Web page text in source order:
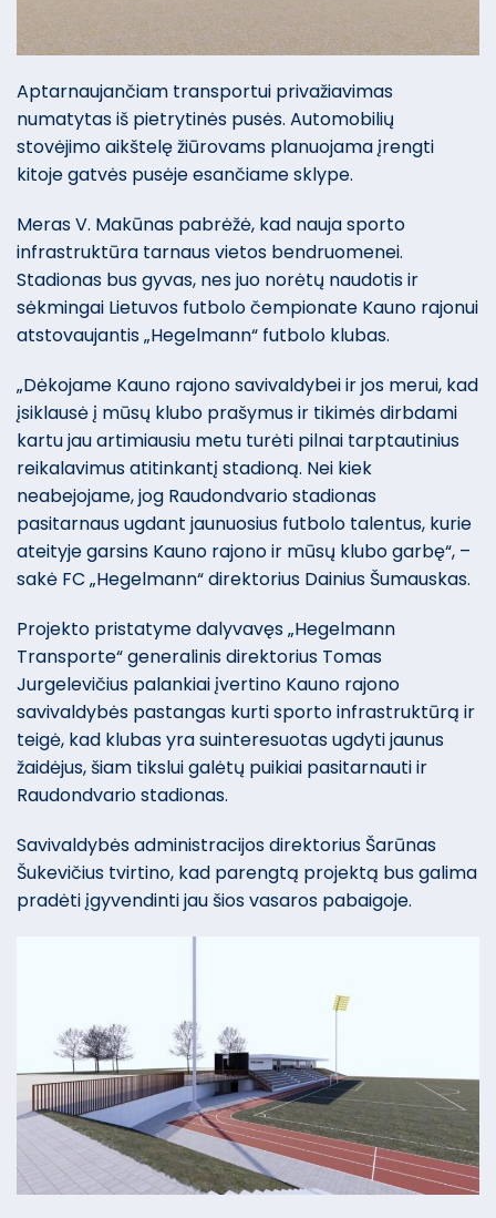
Aptarnaujančiam transportui privažiavimas
numatytas iš pietrytinės pusės. Automobilių
stovėjimo aikštelę žiūrovams planuojama įrengti
kitoje gatvės pusėje esančiame sklype.
Meras V. Makūnas pabrėžė, kad nauja sporto
infrastruktūra tarnaus vietos bendruomenei.
Stadionas bus gyvas, nes juo norėtų naudotis ir
sėkmingai Lietuvos futbolo čempionate Kauno rajonui
atstovaujantis „Hegelmann“ futbolo klubas.
„Dėkojame Kauno rajono savivaldybei ir jos merui, kad
įsiklausė į mūsų klubo prašymus ir tikimės dirbdami
kartu jau artimiausiu metu turėti pilnai tarptautinius
reikalavimus atitinkantį stadioną. Nei kiek
neabejojame, jog Raudondvario stadionas
pasitarnaus ugdant jaunuosius futbolo talentus, kurie
ateityje garsins Kauno rajono ir mūsų klubo garbę“, –
sakė FC „Hegelmann“ direktorius Dainius Šumauskas.
Projekto pristatyme dalyvavęs „Hegelmann
Transporte“ generalinis direktorius Tomas
Jurgelevičius palankiai įvertino Kauno rajono
savivaldybės pastangas kurti sporto infrastruktūrą ir
teigė, kad klubas yra suinteresuotas ugdyti jaunus
žaidėjus, šiam tikslui galėtų puikiai pasitarnauti ir
Raudondvario stadionas.
Savivaldybės administracijos direktorius Šarūnas
Šukevičius tvirtino, kad parengtą projektą bus galima
pradėti įgyvendinti jau šios vasaros pabaigoje.